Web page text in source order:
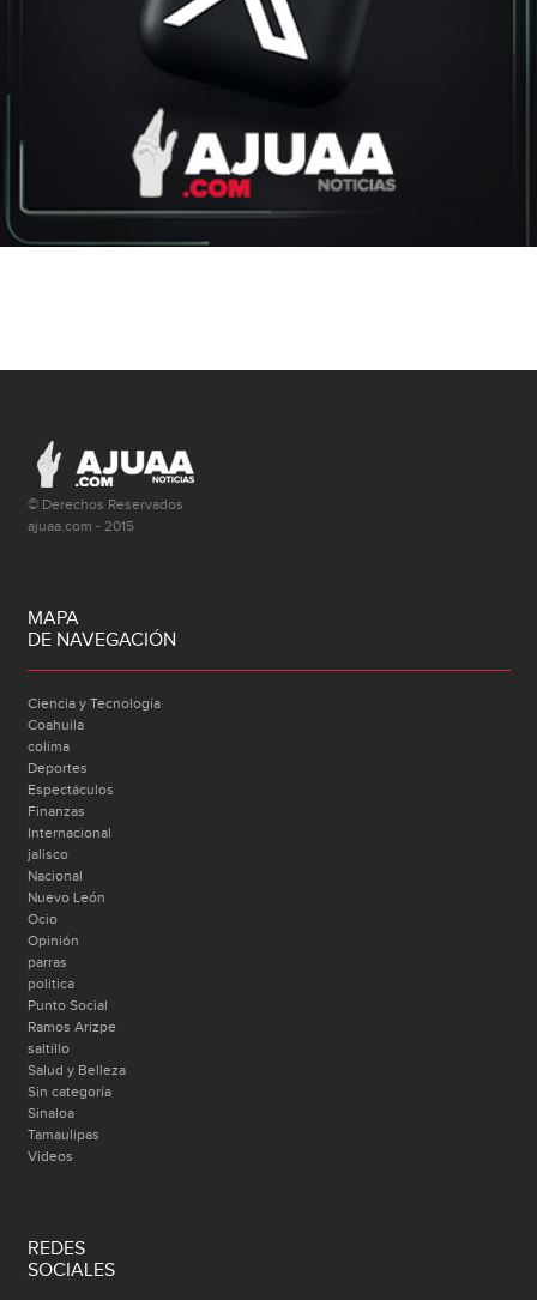
© Derechos Reservados
ajuaa.com - 2015
MAPA
DE NAVEGACIÓN
Ciencia y Tecnología
Coahuila
colima
Deportes
Espectáculos
Finanzas
Internacional
jalisco
Nacional
Nuevo León
Ocio
Opinión
parras
politica
Punto Social
Ramos Arizpe
saltillo
Salud y Belleza
Sin categoría
Sinaloa
Tamaulipas
Videos
REDES
SOCIALES